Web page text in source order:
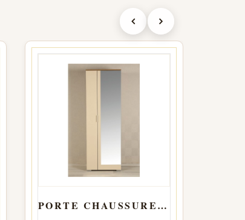
PORTE CHAUSSURE COLONNE AYKO Beige